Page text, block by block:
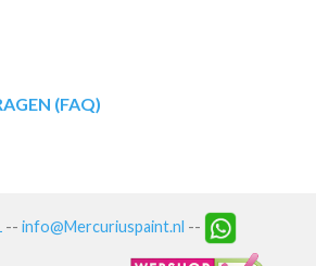
(FAQ)
-- info@Mercuriuspaint.nl --